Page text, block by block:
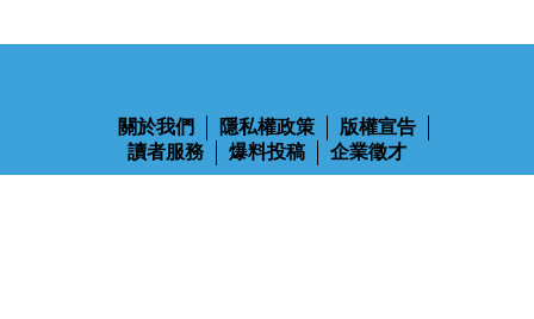
關於我們 隱私權政策
版權宣告
讀者服務
爆料投稿 企業徵才